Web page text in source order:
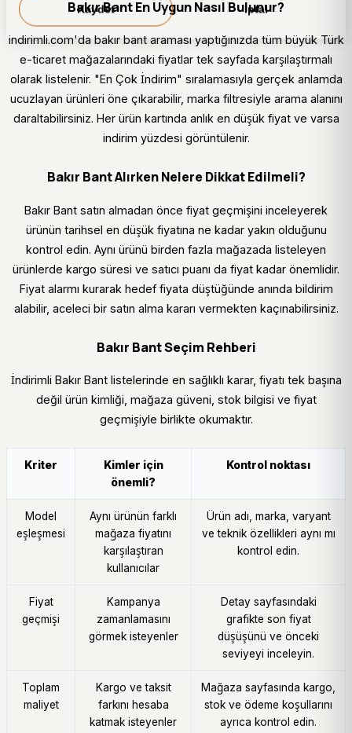
Bakır Bant En Uygun Nasıl Bulunur?
indirimli.com'da bakır bant araması yaptığınızda tüm büyük Türk
e-ticaret mağazalarındaki fiyatlar tek sayfada karşılaştırmalı
olarak listelenir. "En Çok İndirim" sıralamasıyla gerçek anlamda
ucuzlayan ürünleri öne çıkarabilir, marka filtresiyle arama alanını
daraltabilirsiniz. Her ürün kartında anlık en düşük fiyat ve varsa
indirim yüzdesi görüntülenir.
Bakır Bant Alırken Nelere Dikkat Edilmeli?
Bakır Bant satın almadan önce fiyat geçmişini inceleyerek
ürünün tarihsel en düşük fiyatına ne kadar yakın olduğunu
kontrol edin. Aynı ürünü birden fazla mağazada listeleyen
ürünlerde kargo süresi ve satıcı puanı da fiyat kadar önemlidir.
Fiyat alarmı kurarak hedef fiyata düştüğünde anında bildirim
alabilir, aceleci bir satın alma kararı vermekten kaçınabilirsiniz.
Bakır Bant Seçim Rehberi
İndirimli Bakır Bant listelerinde en sağlıklı karar, fiyatı tek başına
değil ürün kimliği, mağaza güveni, stok bilgisi ve fiyat
geçmişiyle birlikte okumaktır.
Kriter
Kimler için
önemli?
Kontrol noktası
Model
eşleşmesi
Aynı ürünün farklı
mağaza fiyatını
karşılaştıran
kullanıcılar
Ürün adı, marka, varyant
ve teknik özellikleri aynı mı
kontrol edin.
Fiyat
geçmişi
Kampanya
zamanlamasını
görmek isteyenler
Detay sayfasındaki
grafikte son fiyat
düşüşünü ve önceki
seviyeyi inceleyin.
Toplam
maliyet
Kargo ve taksit
farkını hesaba
katmak isteyenler
Mağaza sayfasında kargo,
stok ve ödeme koşullarını
ayrıca kontrol edin.
Kaydet İptal